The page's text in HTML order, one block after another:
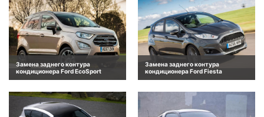
Замена заднего контура
кондиционера Ford EcoSport
Замена заднего контура
кондиционера Ford Fiesta